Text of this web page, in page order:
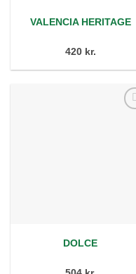
VALENCIA HERITAGE
420 kr.
DOLCE